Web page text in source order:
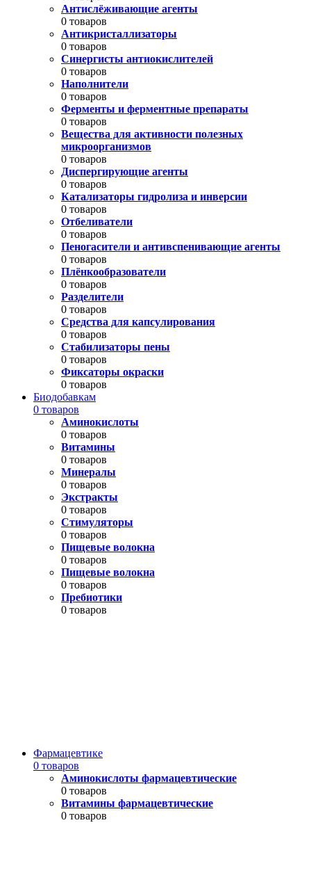
Антислёживающие агенты
0 товаров
Антикристаллизаторы
0 товаров
Синергисты антиокислителей
0 товаров
Наполнители
0 товаров
Ферменты и ферментные препараты
0 товаров
Вещества для активности полезных
микроорганизмов
0 товаров
Диспергирующие агенты
0 товаров
Катализаторы гидролиза и инверсии
0 товаров
Отбеливатели
0 товаров
Пеногасители и антивспенивающие агенты
0 товаров
Плёнкообразователи
0 товаров
Разделители
0 товаров
Средства для капсулирования
0 товаров
Стабилизаторы пены
0 товаров
Фиксаторы окраски
0 товаров
Биодобавкам
0 товаров
Аминокислоты
0 товаров
Витамины
0 товаров
Минералы
0 товаров
Экстракты
0 товаров
Стимуляторы
0 товаров
Пищевые волокна
0 товаров
Пищевые волокна
0 товаров
Пребиотики
0 товаров
Фармацевтике
0 товаров
Аминокислоты фармацевтические
0 товаров
Витамины фармацевтические
0 товаров